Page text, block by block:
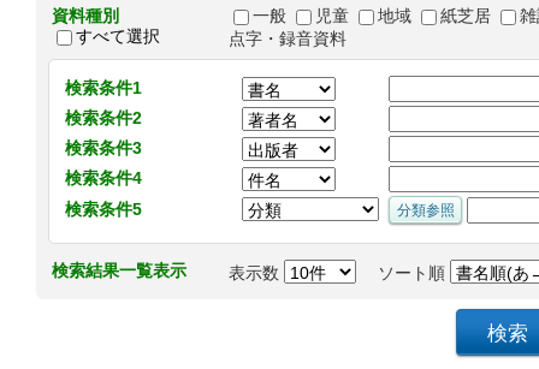
資料種別
すべて選択
一般 児童 地域 紙芝居
点字・録音資料
検索条件1
検索条件2
検索条件3
検索条件4
検索条件5
検索結果一覧表示 表示数 ソート順